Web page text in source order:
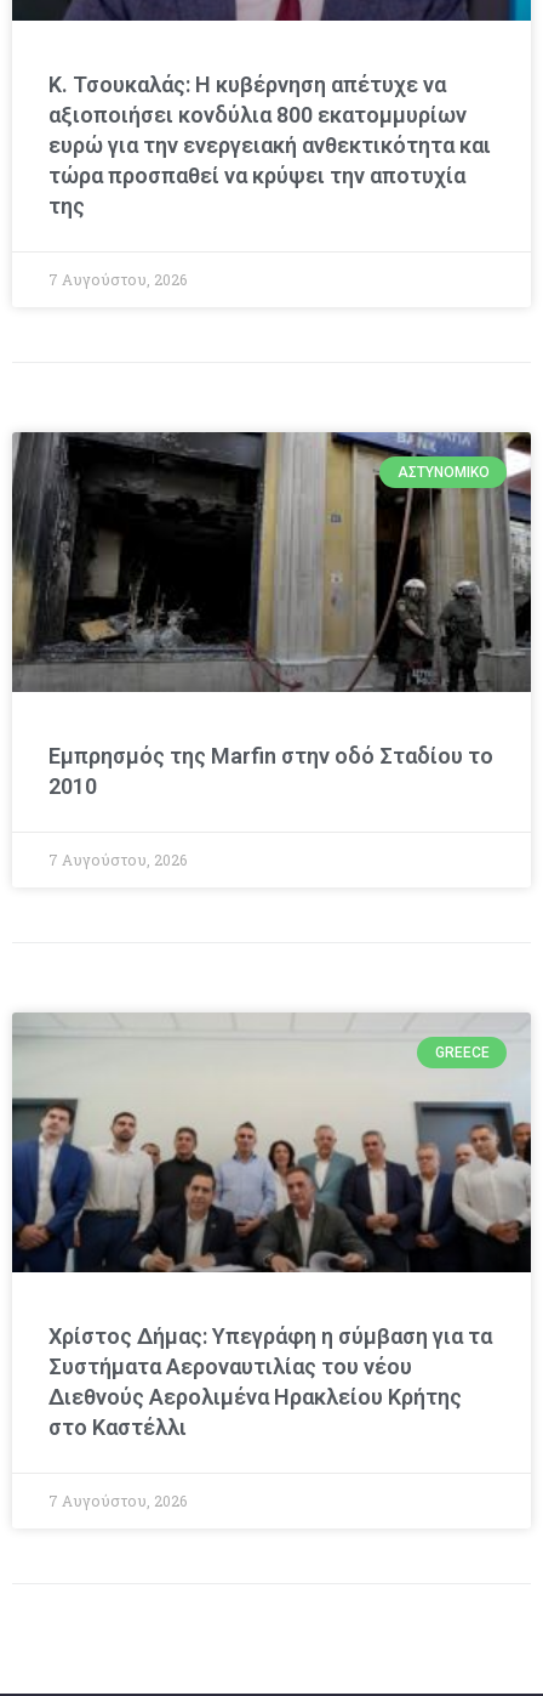
Κ. Τσουκαλάς: Η κυβέρνηση απέτυχε να
αξιοποιήσει κονδύλια 800 εκατομμυρίων
ευρώ για την ενεργειακή ανθεκτικότητα και
τώρα προσπαθεί να κρύψει την αποτυχία
της
7 Αυγούστου, 2026
ΑΣΤΥΝΟΜΙΚΌ
Εμπρησμός της Marfin στην οδό Σταδίου το
2010
7 Αυγούστου, 2026
GREECE
Χρίστος Δήμας: Υπεγράφη η σύμβαση για τα
Συστήματα Αεροναυτιλίας του νέου
Διεθνούς Αερολιμένα Ηρακλείου Κρήτης
στο Καστέλλι
7 Αυγούστου, 2026